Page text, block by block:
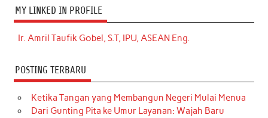
MY LINKED IN PROFILE
Ir. Amril Taufik Gobel, S.T, IPU, ASEAN Eng.
POSTING TERBARU
Ketika Tangan yang Membangun Negeri Mulai Menua
Dari Gunting Pita ke Umur Layanan: Wajah Baru